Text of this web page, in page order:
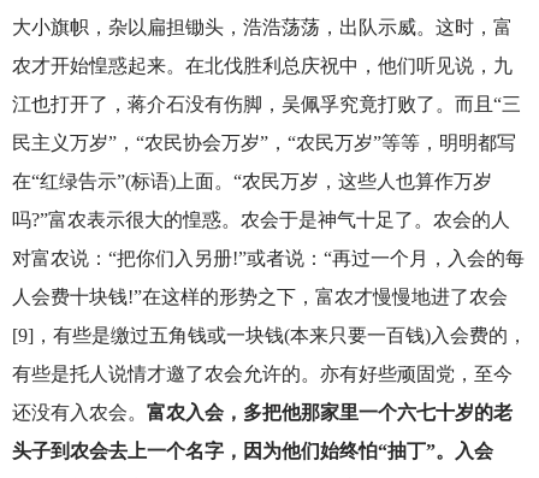
大小旗帜，杂以扁担锄头，浩浩荡荡，出队示威。这时，富
农才开始惶惑起来。在北伐胜利总庆祝中，他们听见说，九
江也打开了，蒋介石没有伤脚，吴佩孚究竟打败了。而且“三
民主义万岁”，“农民协会万岁”，“农民万岁”等等，明明都写
在“红绿告示”(标语)上面。“农民万岁，这些人也算作万岁
吗?”富农表示很大的惶惑。农会于是神气十足了。农会的人
对富农说：“把你们入另册!”或者说：“再过一个月，入会的每
人会费十块钱!”在这样的形势之下，富农才慢慢地进了农会
[9]，有些是缴过五角钱或一块钱(本来只要一百钱)入会费的，
有些是托人说情才邀了农会允许的。亦有好些顽固党，至今
还没有入农会。 富农入会，多把他那家里一个六七十岁的老
头子到农会去上一个名字，因为他们始终怕“抽丁”。入会